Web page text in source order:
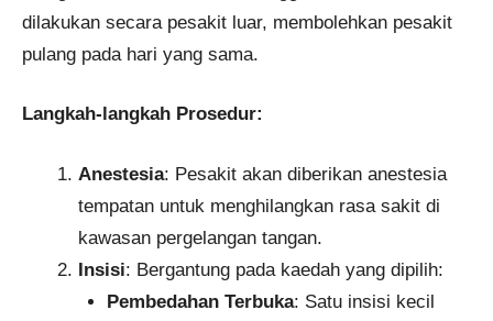
dilakukan secara pesakit luar, membolehkan pesakit
pulang pada hari yang sama.
Langkah-langkah Prosedur:
Anestesia: Pesakit akan diberikan anestesia
tempatan untuk menghilangkan rasa sakit di
kawasan pergelangan tangan.
Insisi: Bergantung pada kaedah yang dipilih:
Pembedahan Terbuka: Satu insisi kecil